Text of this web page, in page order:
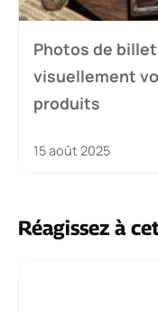
Photos de
visuellement
produits
15 août 2025
Réagissez à